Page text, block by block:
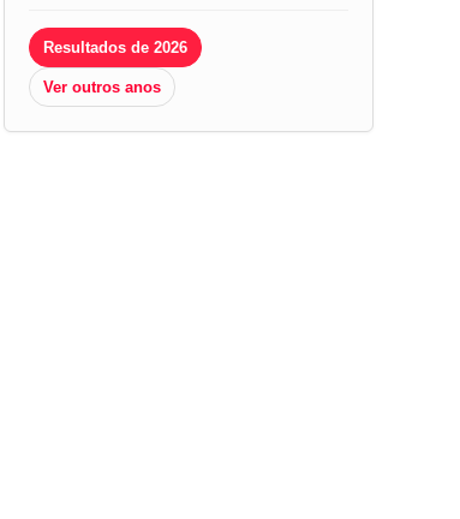
Resultados de 2026
Ver outros anos